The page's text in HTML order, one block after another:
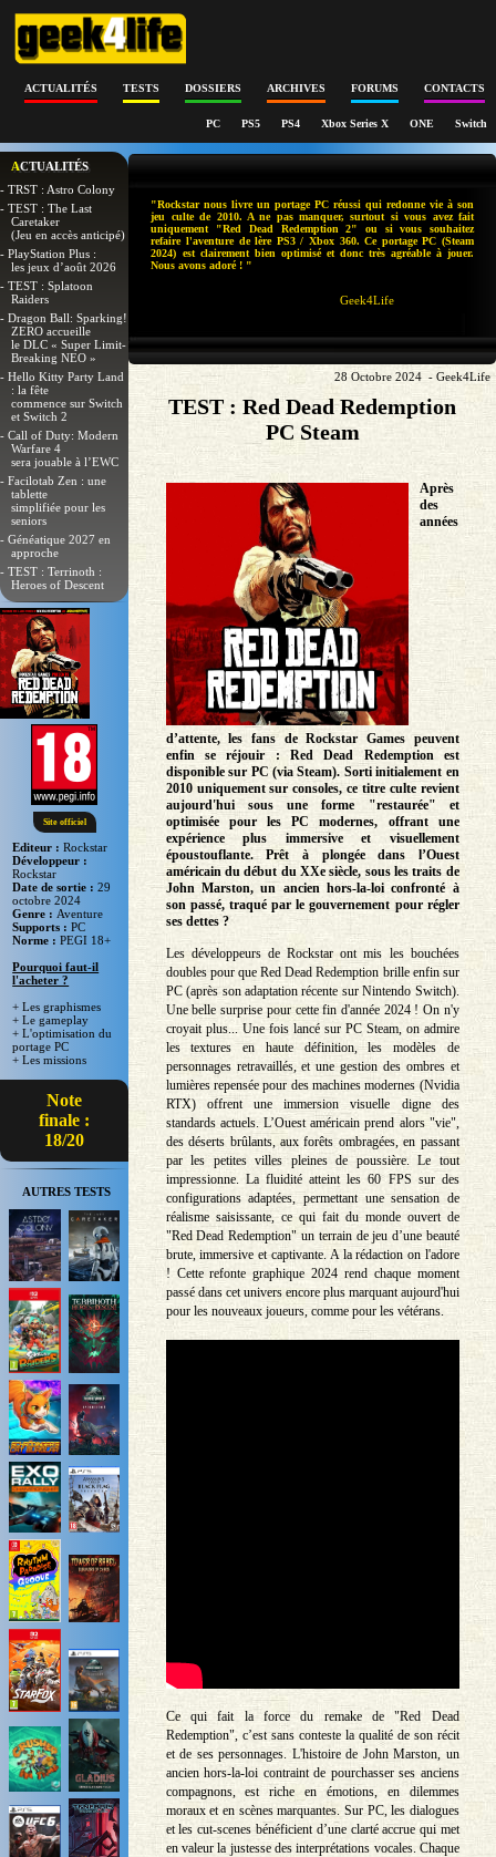
ACTUALITÉS TESTS DOSSIERS ARCHIVES FORUMS CONTACTS
PC PS5 PS4 Xbox Series X ONE Switch
ACTUALITÉS
- TRST : Astro Colony
- TEST : The Last
Caretaker
(Jeu en accès anticipé)
- PlayStation Plus :
les jeux d’août 2026
- TEST : Splatoon
Raiders
- Dragon Ball: Sparking!
ZERO accueille
le DLC « Super Limit-
Breaking NEO »
- Hello Kitty Party Land
: la fête
commence sur Switch
et Switch 2
- Call of Duty: Modern
Warfare 4
sera jouable à l’EWC
- Facilotab Zen : une
tablette
simplifiée pour les
seniors
- Généatique 2027 en
approche
- TEST : Terrinoth :
Heroes of Descent
Site officiel
Editeur :Rockstar
Développeur :
Rockstar
Date de sortie :29
octobre 2024
Genre : Aventure
Supports :PC
Norme :PEGI 18+
Pourquoi faut-il
l'acheter ?
+ Les graphismes
+ Le gameplay
+ L'optimisation du
portage PC
+ Les missions
Note
finale :
18/20
AUTRES TESTS
"Rockstar nous livre un portage PC réussi qui redonne vie à son
jeu culte de 2010. A ne pas manquer, surtout si vous avez fait
uniquement "Red Dead Redemption 2" ou si vous souhaitez
refaire l'aventure de lère PS3 / Xbox 360. Ce portage PC (Steam
2024) est clairement bien optimisé et donc très agréable à jouer.
Nous avons adoré ! "
Geek4Life
28 Octobre 2024 - Geek4Life
TEST : Red Dead Redemption
PC Steam
Après
des
années
d’attente, les fans de Rockstar Games peuvent
enfin se réjouir : Red Dead Redemption est
disponible sur PC (via Steam). Sorti initialement en
2010 uniquement sur consoles, ce titre culte revient
aujourd'hui sous une forme "restaurée" et
optimisée pour les PC modernes, offrant une
expérience plus immersive et visuellement
époustouflante. Prêt à plongée dans l’Ouest
américain du début du XXe siècle, sous les traits de
John Marston, un ancien hors-la-loi confronté à
son passé, traqué par le gouvernement pour régler
ses dettes ?
Les développeurs de Rockstar ont mis les bouchées
doubles pour que Red Dead Redemption brille enfin sur
PC (après son adaptation récente sur Nintendo Switch).
Une belle surprise pour cette fin d'année 2024 ! On n'y
croyait plus... Une fois lancé sur PC Steam, on admire
les textures en haute définition, les modèles de
personnages retravaillés, et une gestion des ombres et
lumières repensée pour des machines modernes (Nvidia
RTX) offrent une immersion visuelle digne des
standards actuels. L’Ouest américain prend alors "vie",
des déserts brûlants, aux forêts ombragées, en passant
par les petites villes pleines de poussière. Le tout
impressionne. La fluidité atteint les 60 FPS sur des
configurations adaptées, permettant une sensation de
réalisme saisissante, ce qui fait du monde ouvert de
"Red Dead Redemption" un terrain de jeu d’une beauté
brute, immersive et captivante. A la rédaction on l'adore
! Cette refonte graphique 2024 rend chaque moment
passé dans cet univers encore plus marquant aujourd'hui
pour les nouveaux joueurs, comme pour les vétérans.
Ce qui fait la force du remake de "Red Dead
Redemption", c’est sans conteste la qualité de son récit
et de ses personnages. L'histoire de John Marston, un
ancien hors-la-loi contraint de pourchasser ses anciens
compagnons, est riche en émotions, en dilemmes
moraux et en scènes marquantes. Sur PC, les dialogues
et les cut-scenes bénéficient d’une clarté accrue qui met
en valeur la justesse des interprétations vocales. Chaque